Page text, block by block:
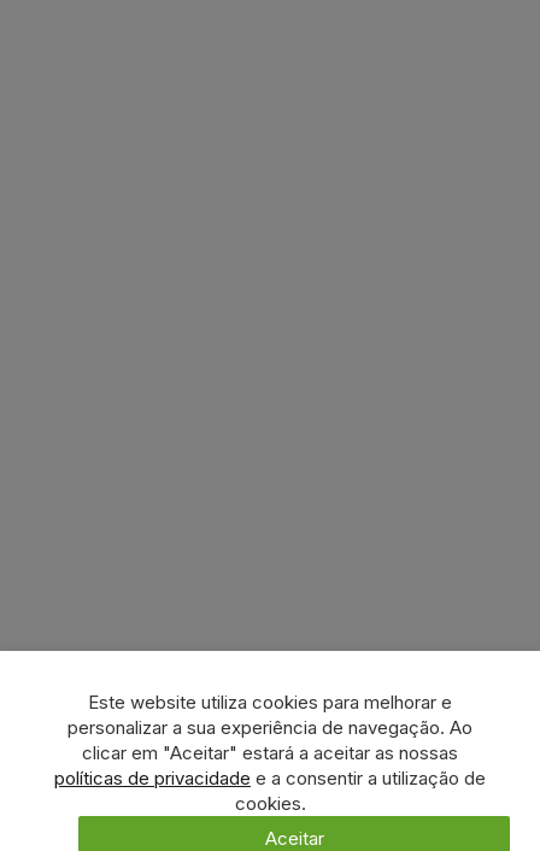
Este website utiliza cookies para melhorar e
personalizar a sua experiência de navegação. Ao
clicar em "Aceitar" estará a aceitar as nossas
políticas de privacidade e a consentir a utilização de
cookies.
Aceitar